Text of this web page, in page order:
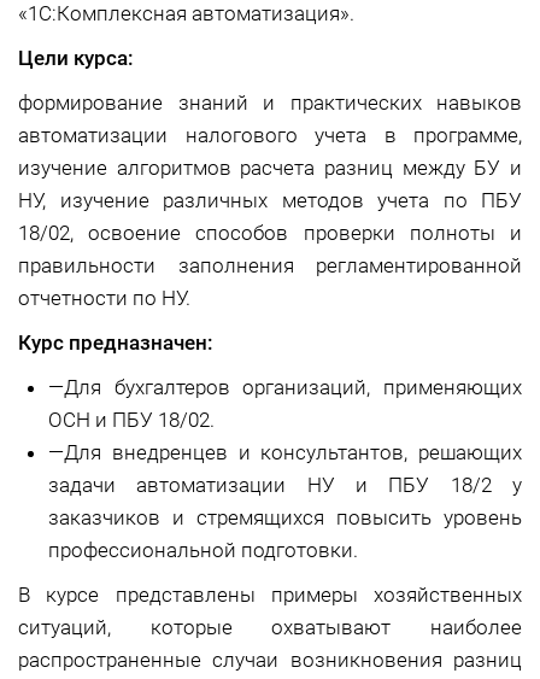
«1С:Комплексная автоматизация».
Цели курса:
формирование знаний и практических навыков
автоматизации налогового учета в программе,
изучение алгоритмов расчета разниц между БУ и
НУ, изучение различных методов учета по ПБУ
18/02, освоение способов проверки полноты и
правильности заполнения регламентированной
отчетности по НУ.
Курс предназначен:
—Для бухгалтеров организаций, применяющих
ОСН и ПБУ 18/02.
—Для внедренцев и консультантов, решающих
задачи автоматизации НУ и ПБУ 18/2 у
заказчиков и стремящихся повысить уровень
профессиональной подготовки.
В курсе представлены примеры хозяйственных
ситуаций, которые охватывают наиболее
распространенные случаи возникновения разниц